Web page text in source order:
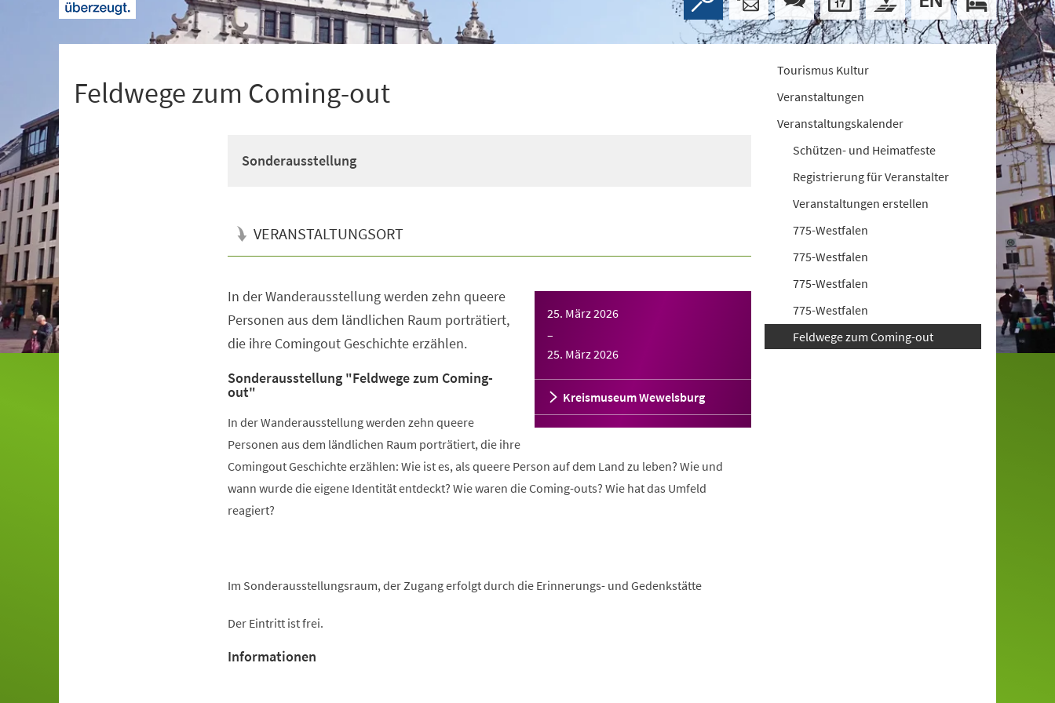
Feldwege zum Coming-out
Sonderausstellung
VERANSTALTUNGSORT
25. März 2026
–
25. März 2026
Kreismuseum Wewelsburg
In der Wanderausstellung werden zehn queere
Personen aus dem ländlichen Raum porträtiert,
die ihre Comingout Geschichte erzählen.
Sonderausstellung "Feldwege zum Coming-
out"
In der Wanderausstellung werden zehn queere
Personen aus dem ländlichen Raum porträtiert, die ihre
Comingout Geschichte erzählen: Wie ist es, als queere Person auf dem Land zu leben? Wie und
wann wurde die eigene Identität entdeckt? Wie waren die Coming-outs? Wie hat das Umfeld
reagiert?
Im Sonderausstellungsraum, der Zugang erfolgt durch die Erinnerungs- und Gedenkstätte
Der Eintritt ist frei.
Informationen
Tourismus Kultur
Veranstaltungen
Veranstaltungskalender
Schützen- und Heimatfeste
Registrierung für Veranstalter
Veranstaltungen erstellen
775-Westfalen
775-Westfalen
775-Westfalen
775-Westfalen
Feldwege zum Coming-out